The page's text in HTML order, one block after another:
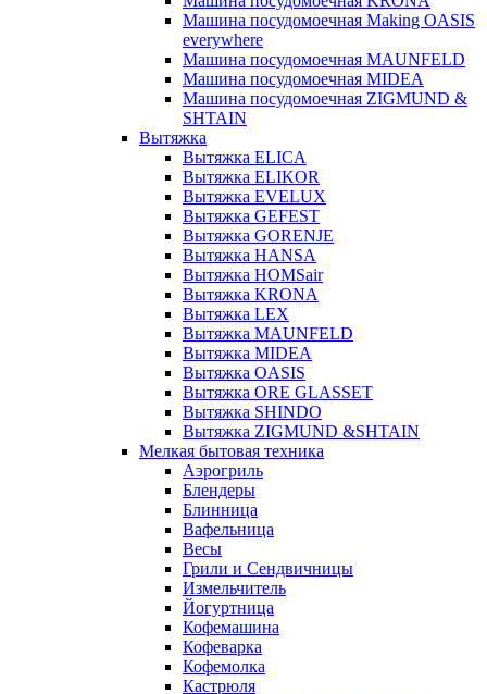
Машина посудомоечная Making OASIS
everywhere
Машина посудомоечная MAUNFELD
Машина посудомоечная MIDEA
Машина посудомоечная ZIGMUND &
SHTAIN
Вытяжка
Вытяжка ELICA
Вытяжка ELIKOR
Вытяжка EVELUX
Вытяжка GEFEST
Вытяжка GORENJE
Вытяжка HANSA
Вытяжка HOMSair
Вытяжка KRONA
Вытяжка LEX
Вытяжка MAUNFELD
Вытяжка MIDEA
Вытяжка OASIS
Вытяжка ORE GLASSET
Вытяжка SHINDO
Вытяжка ZIGMUND &SHTAIN
Мелкая бытовая техника
Аэрогриль
Блендеры
Блинница
Вафельница
Весы
Грили и Сендвичницы
Измельчитель
Йогуртница
Кофемашина
Кофеварка
Кофемолка
Кастрюля